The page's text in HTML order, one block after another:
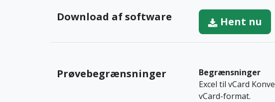
Download af software Hent nu
Prøvebegrænsninger
Begrænsninger
Excel til vCard
vCard-format.